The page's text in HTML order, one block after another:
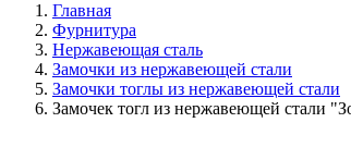
Главная
Фурнитура
Нержавеющая сталь
Замочки из нержавеющей стали
Замочки тоглы из нержавеющей стали
Замочек тогл из нержавеющей стали